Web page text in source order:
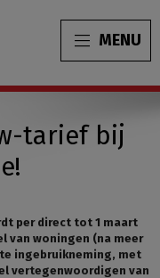
MENU
tarief bij
per direct tot 1 maart
van woningen (na meer
ingebruikneming, met
vertegenwoordigen van